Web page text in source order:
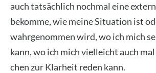
auch tat­säch­lich noch­mal eine
bekom­me, wie mei­ne Situa­ti­on ist
wahr­ge­nom­men wird, wo ich mich
kann, wo ich mich viel­leicht auch
chen zur Klar­heit reden kann.